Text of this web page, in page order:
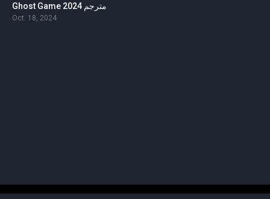
Ghost Game 2024 مترجم
Oct. 18, 2024